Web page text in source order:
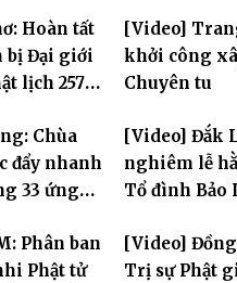
Hoàn tất
bị Đại giới
lịch 2570,
[Video]
khởi công
Chuyên tu
Chùa
đẩy nhanh
33 ứng
[Video] Đắk
nghiêm lễ
Tổ đình Bảo
Phân ban
Phật tử
[Video]
Trị sự Phật